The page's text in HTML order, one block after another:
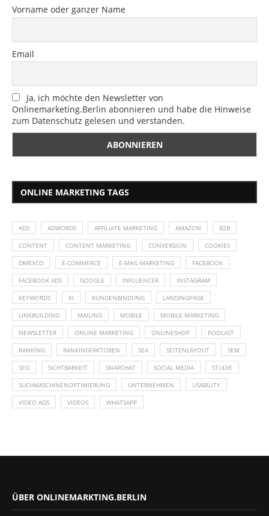
Vorname oder ganzer Name
Email
Ja, ich möchte den Newsletter von
Onlinemarketing.Berlin abonnieren und habe die Hinweise
zum Datenschutz gelesen und verstanden.
ONLINE MARKETING TAGS
ADS ADWORDS AFFILIATE MARKETING AMAZON B2B
CONTENT CONTENT MARKETING CONVERSION COOKIES
DMEXCO E-COMMERCE E-MAIL-MARKETING FACEBOOK
FACEBOOK ADS GOOGLE INFLUENCER INSTAGRAM
KEYWORDS KI KUNDENBINDUNG LANDINGPAGE
LINKBUILDING MAILING MOBILE MOBILE MARKETING
NEWSLETTER ONLINE MARKETING ONLINESHOP PODCAST
RANKING RANKINGFAKTOREN SEA SEITENLAYOUT SEM
SEO SICHTBARKEIT SNAPCHAT SOCIAL MEDIA STUDIE
SUCHMASCHINENOPTIMIERUNG UNTERNEHMEN USABILITY
VIDEO ADS VIDEOS WHATSAPP
ÜBER ONLINEMARKTING.BERLIN